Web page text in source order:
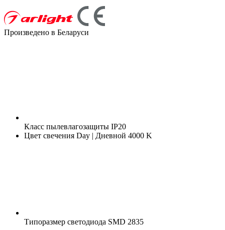
Произведено в Беларуси
Класс пылевлагозащиты IP20
Цвет свечения Day | Дневной 4000 K
Типоразмер светодиода SMD 2835